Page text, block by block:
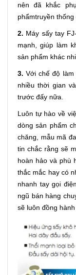
nên đã khắc
phẩmtruyền thống
2. Máy sấy tay
mạnh, giúp làm
sản phẩm khác
3. Với chế độ
nhiều thời gian
trước đấy nữa.
Luôn tự hào về
dòng sản phẩm
chăng, mẫu mã
tin chắc rằng sẽ
hoàn hảo và phù
thắc mắc hay có
nhanh tay gọi
ngũ bán hàng
sẽ luôn đồng